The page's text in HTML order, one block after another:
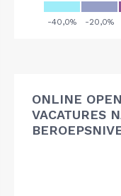
ONLINE
VACATURES